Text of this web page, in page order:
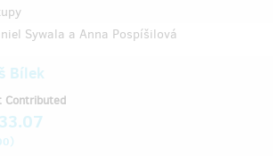
Sywala a Anna Pospíšilová
Bílek
Contributed
)